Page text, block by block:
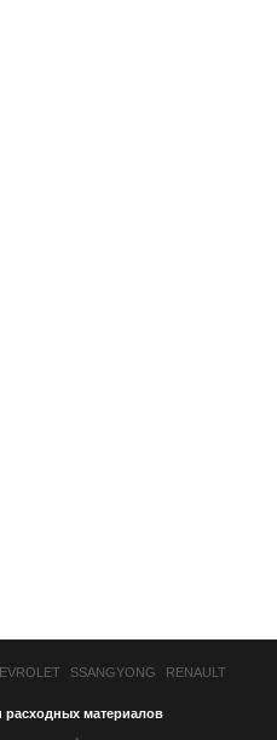
SSANGYONG RENAULT
расходных материалов